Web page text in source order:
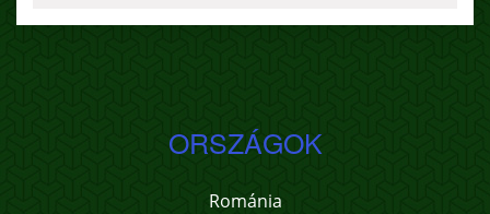
ORSZÁGOK
Románia